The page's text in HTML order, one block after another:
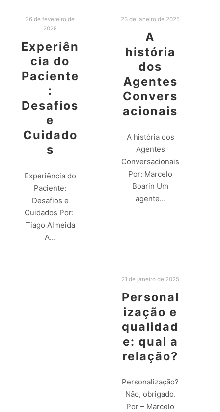
26 de fevereiro de
2025
Experiên
cia do
Paciente
:
Desafios
e
Cuidado
s
Experiência do
Paciente:
Desafios e
Cuidados Por:
Tiago Almeida
A…
23 de janeiro de 2025
A
história
dos
Agentes
Convers
acionais
A história dos
Agentes
Conversacionais
Por: Marcelo
Boarin Um
agente…
21 de janeiro de 2025
Personal
ização e
qualidad
e: qual a
relação?
Personalização?
Não, obrigado.
Por – Marcelo